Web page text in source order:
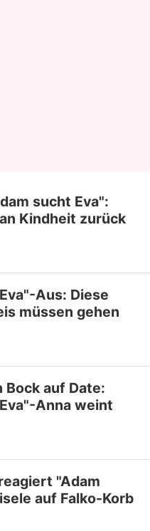
sucht Eva":
Kindheit zurück
Aus: Diese
müssen gehen
Bock auf Date:
Anna weint
"Adam
auf Falko-Korb